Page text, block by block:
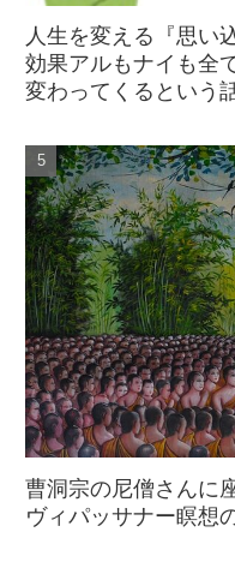
人生を変える『思い
効果アルもナイも全
変わってくるという
曹洞宗の尼僧さんに
ヴィパッサナー瞑想